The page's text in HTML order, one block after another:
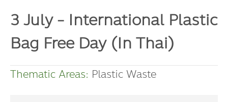
Dr. Dhira Phanthumavanich Fund
Global Warming and Health Fund
3 July - International Plastic
Bag Free Day (In Thai)
Thematic Areas: Plastic Waste